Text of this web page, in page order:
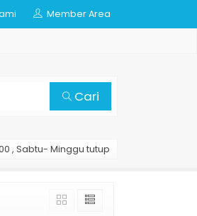
Member Area
Cari
, Sabtu- Minggu tutup